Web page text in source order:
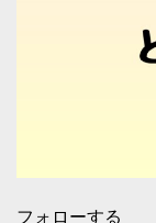
フォローする